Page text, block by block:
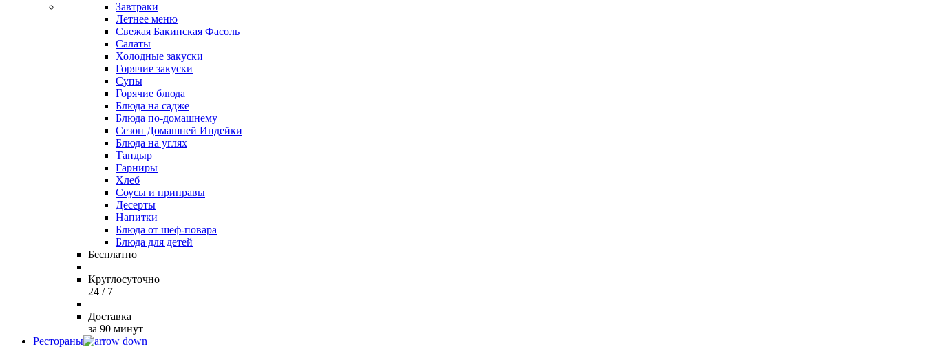
Завтраки
Летнее меню
Свежая Бакинская Фасоль
Салаты
Холодные закуски
Горячие закуски
Супы
Горячие блюда
Блюда на садже
Блюда по-домашнему
Сезон Домашней Индейки
Блюда на углях
Тандыр
Гарниры
Хлеб
Соусы и приправы
Десерты
Напитки
Блюда от шеф-повара
Блюда для детей
Бесплатно
Круглосуточно
24 / 7
Доставка
за 90 минут
Рестораны